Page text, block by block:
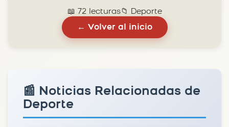
📖 72 lecturas📁 Deporte
← Volver al inicio
📰 Noticias Relacionadas de
Deporte